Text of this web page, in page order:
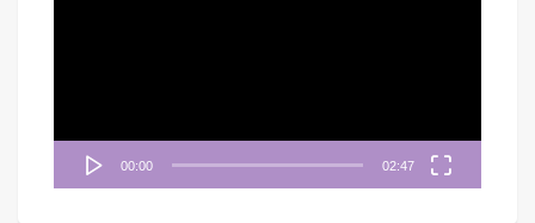
00:00 02:47